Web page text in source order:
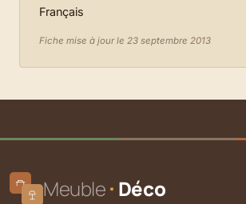
Français
Fiche mise à jour le 23 septembre 2013
Meuble Déco